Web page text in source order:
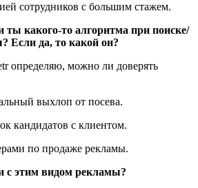
сотрудников с большим стажем.
какого-то алгоритма при поиске/
Если да, то какой он?
определяю, можно ли доверять
выхлоп от посева.
кандидатов с клиентом.
по продаже рекламы.
с этим видом рекламы?